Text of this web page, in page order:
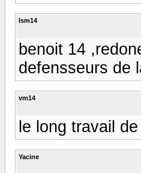
lsm14
benoit 14
defensseurs de
vm14
le long travail
Yacine